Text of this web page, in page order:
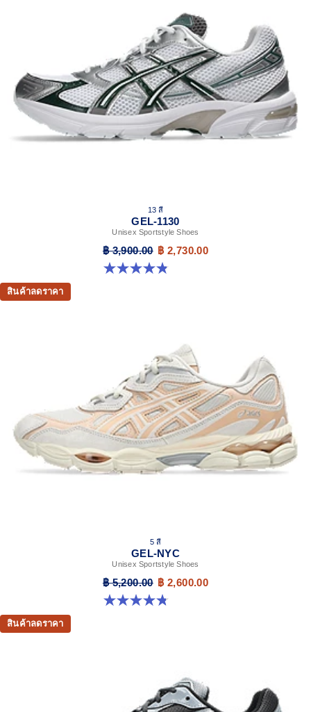
13 สี
GEL-1130
Unisex Sportstyle Shoes
฿ 3,900.00 ฿ 2,730.00
4.8 จาก 5 ดาว 401 รีวิว
สินค้าลดราคา
5 สี
GEL-NYC
Unisex Sportstyle Shoes
฿ 5,200.00 ฿ 2,600.00
4.8 จาก 5 ดาว 599 รีวิว
สินค้าลดราคา